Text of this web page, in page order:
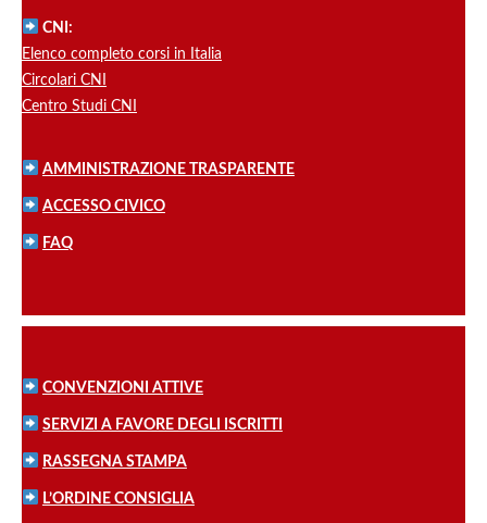
CNI:
Elenco completo corsi in Italia
Circolari CNI
Centro Studi CNI
AMMINISTRAZIONE TRASPARENTE
ACCESSO CIVICO
FAQ
CONVENZIONI ATTIVE
SERVIZI A FAVORE DEGLI ISCRITTI
RASSEGNA STAMPA
L’ORDINE CONSIGLIA